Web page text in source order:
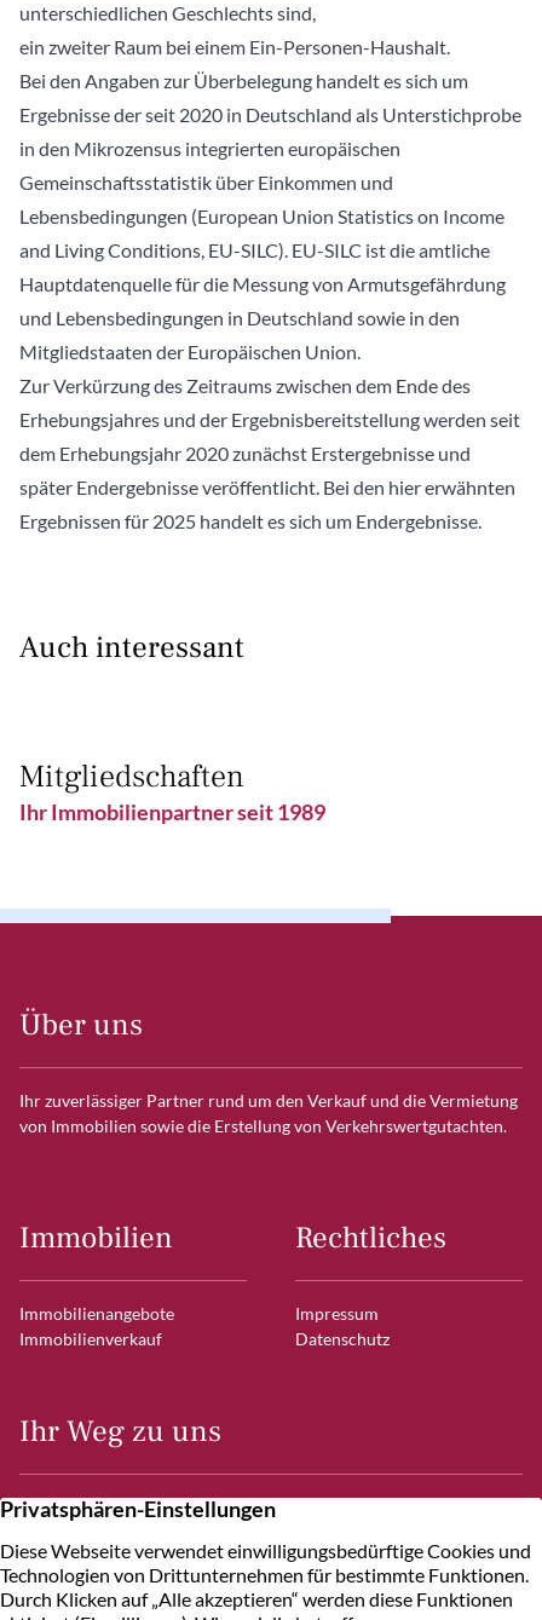
unterschiedlichen Geschlechts sind,
ein zweiter Raum bei einem Ein-Personen-Haushalt.
Bei den Angaben zur Überbelegung handelt es sich um
Ergebnisse der seit 2020 in Deutschland als Unterstichprobe
in den Mikrozensus integrierten europäischen
Gemeinschaftsstatistik über Einkommen und
Lebensbedingungen (European Union Statistics on Income
and Living Conditions, EU-SILC). EU-SILC ist die amtliche
Hauptdatenquelle für die Messung von Armutsgefährdung
und Lebensbedingungen in Deutschland sowie in den
Mitgliedstaaten der Europäischen Union.
Zur Verkürzung des Zeitraums zwischen dem Ende des
Erhebungsjahres und der Ergebnisbereitstellung werden seit
dem Erhebungsjahr 2020 zunächst Erstergebnisse und
später Endergebnisse veröffentlicht. Bei den hier erwähnten
Ergebnissen für 2025 handelt es sich um Endergebnisse.
Auch interessant
Mitgliedschaften
Ihr Immobilienpartner seit 1989
Über uns
Ihr zuverlässiger Partner rund um den Verkauf und die Vermietung
von Immobilien sowie die Erstellung von Verkehrswertgutachten.
Immobilien
Immobilienangebote
Immobilienverkauf
Rechtliches
Impressum
Datenschutz
Ihr Weg zu uns
Frahmredder 7